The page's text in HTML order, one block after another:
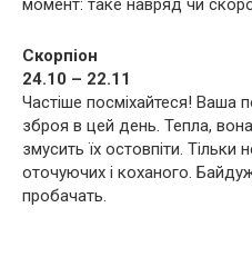
момент: таке навряд чи
Скорпіон
24.10 – 22.11
Частіше посміхайтеся! Ваша
зброя в цей день. Тепла,
змусить їх остовпіти.
оточуючих і коханого.
пробачать.